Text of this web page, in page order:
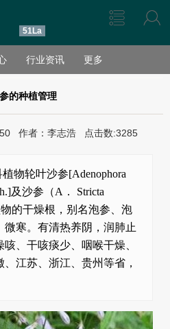
51La
行业资讯 更多
的种植管理
作者：李志浩 点击数:3285
物轮叶沙参[Adenophora
及沙参（A． Stricta
的干燥根，别名泡参、泡
寒。有清热养阴，润肺止
、干咳痰少、咽喉干燥、
江苏、浙江、贵州等省，